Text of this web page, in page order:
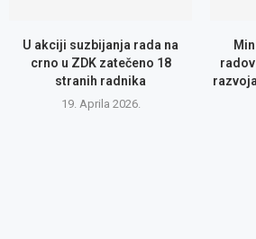
U akciji suzbijanja rada na
crno u ZDK zatečeno 18
stranih radnika
19. Aprila 2026.